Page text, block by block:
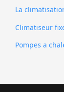
La
Climatiseur
Pompes a